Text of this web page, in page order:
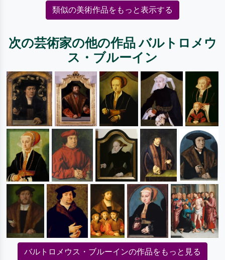
類似の美術作品をもっと表示する
次の芸術家の他の作品 バルトロメウ
ス・ブルーイン
バルトロメウス・ブルーインの作品をもっと見る